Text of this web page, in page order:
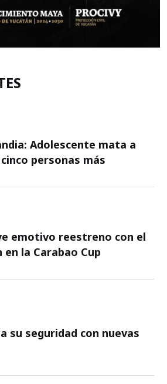
Adolescente mata a
personas más
emotivo reestreno con el
la Carabao Cup
su seguridad con nuevas